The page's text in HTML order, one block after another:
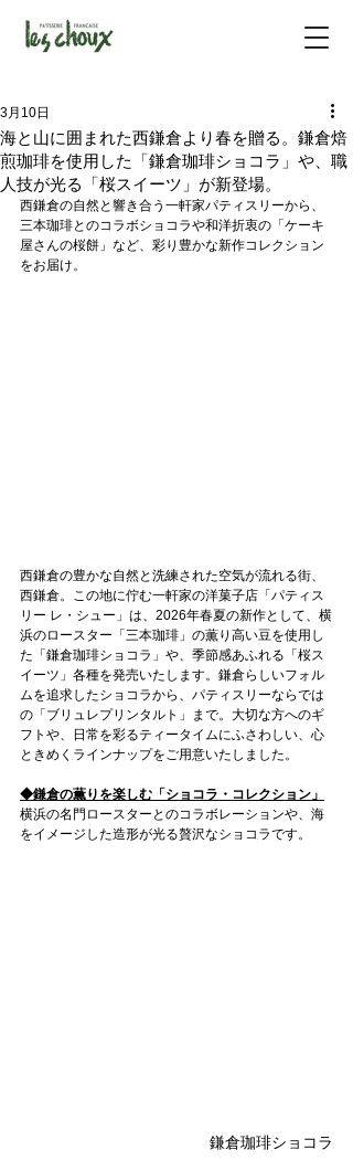
海と山に囲まれた西鎌倉より春を贈る。鎌倉焙
煎珈琲を使用した「鎌倉珈琲ショコラ」や、職
人技が光る「桜スイーツ」が新登場。
3月10日
西鎌倉の自然と響き合う一軒家パティスリーから、
三本珈琲とのコラボショコラや和洋折衷の「ケーキ
屋さんの桜餅」など、彩り豊かな新作コレクション
をお届け。
西鎌倉の豊かな自然と洗練された空気が流れる街、
西鎌倉。この地に佇む一軒家の洋菓子店「パティス
リー レ・シュー」は、2026年春夏の新作として、横
浜のロースター「三本珈琲」の薫り高い豆を使用し
た「鎌倉珈琲ショコラ」や、季節感あふれる「桜ス
イーツ」各種を発売いたします。鎌倉らしいフォル
ムを追求したショコラから、パティスリーならでは
の「ブリュレプリンタルト」まで。大切な方へのギ
フトや、日常を彩るティータイムにふさわしい、心
ときめくラインナップをご用意いたしました。
◆鎌倉の薫りを楽しむ「ショコラ・コレクション」
横浜の名門ロースターとのコラボレーションや、海
をイメージした造形が光る贅沢なショコラです。
鎌倉珈琲ショコラ